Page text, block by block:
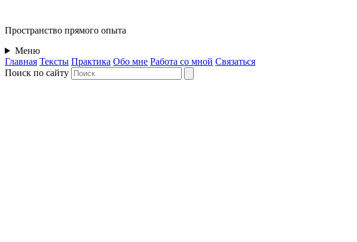
Пространство прямого опыта
Меню
Главная Тексты Практика Обо мне Работа со мной Связаться
Поиск по сайту